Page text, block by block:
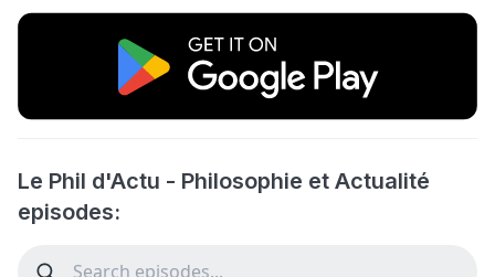
Le Phil d'Actu - Philosophie et Actualité
episodes: